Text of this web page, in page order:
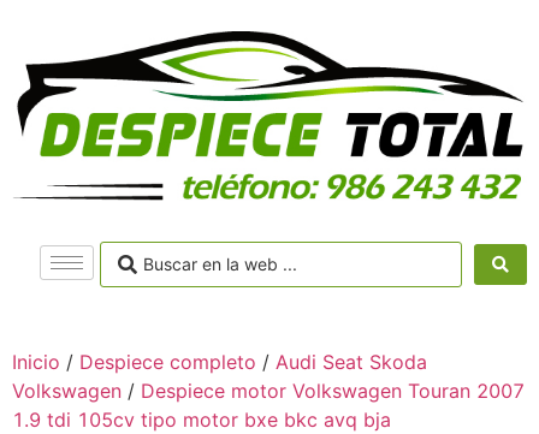
Inicio / Despiece completo / Audi Seat Skoda
Volkswagen / Despiece motor Volkswagen Touran 2007
1.9 tdi 105cv tipo motor bxe bkc avq bja